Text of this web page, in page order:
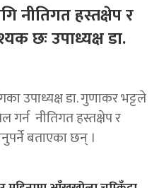
नीतिगत हस्तक्षेप र
छः उपाध्यक्ष डा.
उपाध्यक्ष डा. गुणाकर भट्टले
गर्न नीतिगत हस्तक्षेप र
बताएका छन् ।